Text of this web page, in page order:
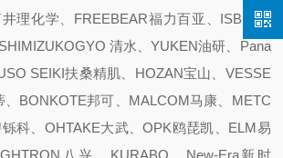
理化学、FREEBEAR福力百亚、ISB井口
清水、YUKEN油研、Pana
SEIKI扶桑精肌、HOZAN宝山、VESSE
、BONKOTE邦可、MALCOM马康、METC
科、OHTAKE大武、OPK鸥琵凯、ELM易
八兴、KURABO、New-Era新时